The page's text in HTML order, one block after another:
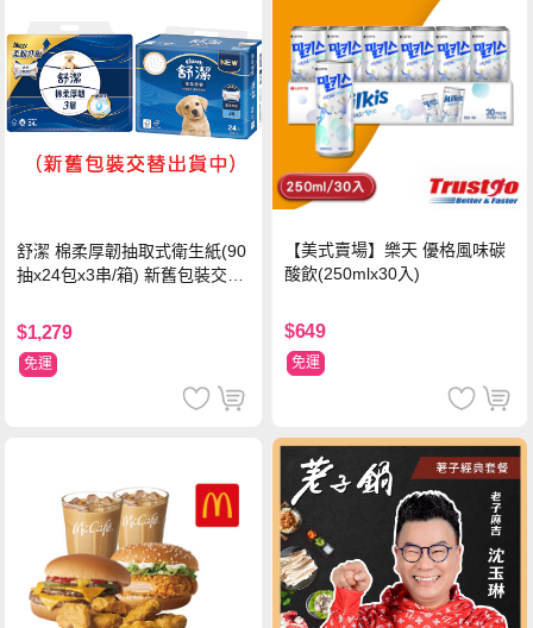
舒潔 棉柔厚韌抽取式衛生紙(90
抽x24包x3串/箱) 新舊包裝交替
$1,279
免運
【美式賣場】樂天 優格風味碳
酸飲(250mlx30入)
$649
免運